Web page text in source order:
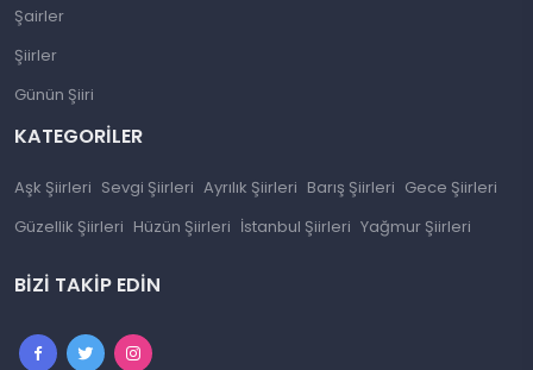
Şairler
Şiirler
Günün Şiiri
KATEGORILER
Aşk Şiirleri Sevgi Şiirleri Ayrılık Şiirleri Barış Şiirleri Gece Şiirleri
Güzellik Şiirleri Hüzün Şiirleri İstanbul Şiirleri Yağmur Şiirleri
BIZI TAKIP EDIN